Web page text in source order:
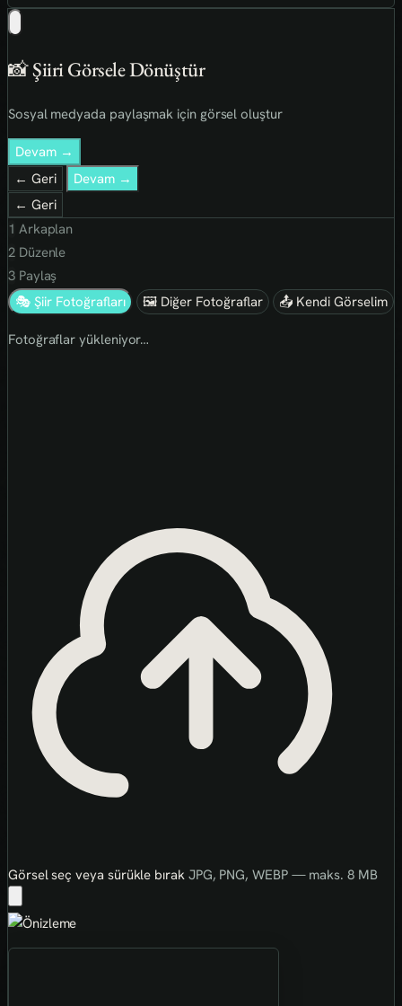
📸 Şiiri Görsele Dönüştür
Sosyal medyada paylaşmak için görsel oluştur
Devam →
← Geri
Devam →
← Geri
1 Arkaplan
2Düzenle
3Paylaş
🎭 Şiir Fotoğrafları
🖼 Diğer Fotoğraflar 📤 Kendi Görselim
Fotoğraflar yükleniyor…
Görsel seç veya sürükle bırak JPG, PNG, WEBP — maks. 8 MB